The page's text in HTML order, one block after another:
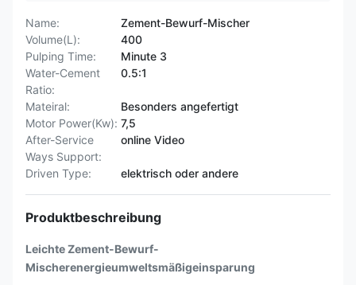
Name:
Zement-Bewurf-Mischer
Volume(L):
400
Pulping Time:
Minute 3
Water-Cement
Ratio:
0.5:1
Mateiral:
Besonders angefertigt
Motor Power(Kw): 7,5
After-Service
Ways Support:
online Video
Driven Type: elektrisch oder andere
Produktbeschreibung
Leichte Zement-Bewurf-
Mischerenergieumweltsmäßigeinsparung